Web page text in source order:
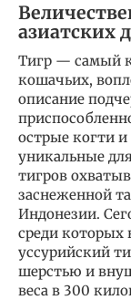
азиатских
Тигр — самый
кошачьих,
описание
острые когти
уникальные
тигров
заснеженной
Индонезии.
среди которых
уссурийский
шерстью и
веса в 300